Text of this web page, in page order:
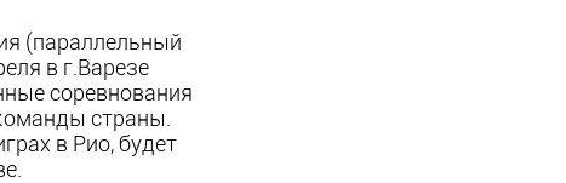
(параллельный
в г.Варезе
соревнования
страны.
в Рио, будет